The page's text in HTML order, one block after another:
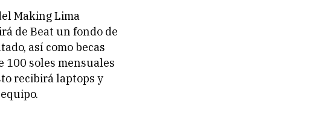
Making Lima
de Beat un fondo de
así como becas
100 soles mensuales
recibirá laptops y